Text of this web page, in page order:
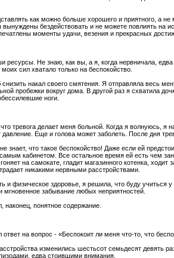
как можно больше хорошего и приятного, а не
бездействовать и не можете повлиять на
моменты удачи, везения и прекрасных
ресурсы. Не знаю, как вы, а я, когда нервничала,
сил хватало только на беспокойство.
накал своего смятения. Я отправляла весь
пробежки вокруг дома. В другой раз я схватила
ноги.
тревога делает меня больной. Когда я волнуюсь, я
Еще и голова может заболеть. После дня
что такое беспокойство! Даже если ей
кабинетом. Все остальное время ей есть чем
на самокате, гладит магазинного котенка, ходит
никакими нервными расстройствами.
и физическое здоровье, я решила, что буду учиться
забывание любых неприятностей.
наконец, понятное содержание.
на вопрос - «Беспокоит ли меня что-то, что
изменились шестьсот семьдесят девять
едва стоившими внимания.